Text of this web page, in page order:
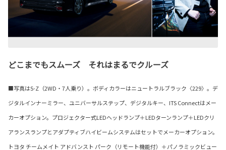
どこまでもスムーズ それはまるでクルーズ
■写真はS-Z（2WD・7人乗り）。ボディカラーはニュートラルブラック〈229〉。デ
ジタルインナーミラー、ユニバーサルステップ、デジタルキー、ITS Connectはメー
カーオプション。プロジェクター式LEDヘッドランプ＋LEDターンランプ＋LEDクリ
アランスランプとアダプティブハイビームシステムはセットでメーカーオプション。
トヨタ チームメイト アドバンスト パーク（リモート機能付）＋パノラミックビュー